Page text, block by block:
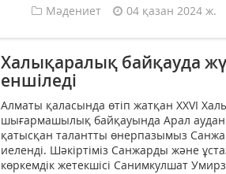
Мәдениет 04 қазан 2024 ж.
Халықаралық байқауда
еншіледі
Алматы қаласында өтіп жатқан XXVI
шығармашылық байқауында Арал
қатысқан талантты өнерпазымыз
иеленді. Шәкіртіміз Санжарды және
көркемдік жетекшісі Санимкулшат